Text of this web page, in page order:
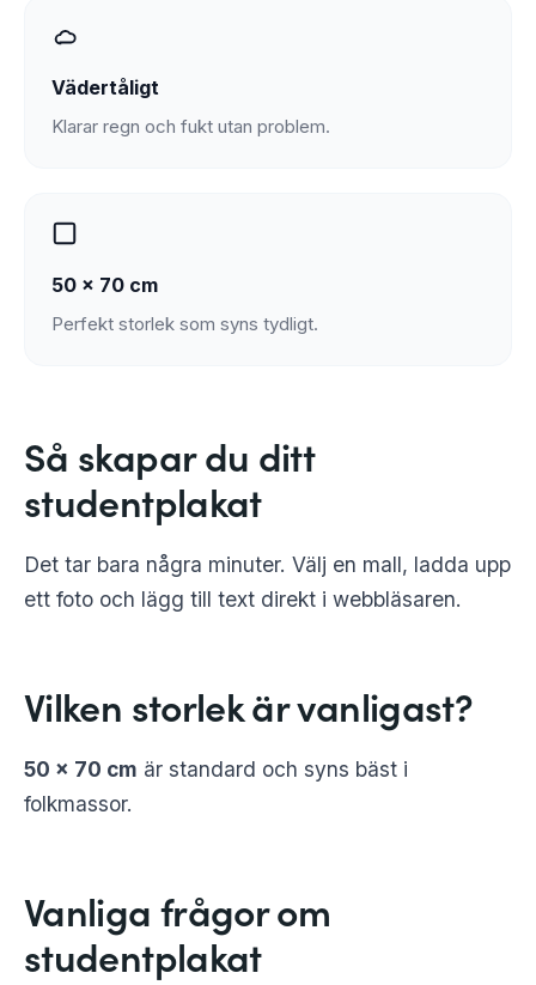
Vädertåligt
Klarar regn och fukt utan problem.
50 × 70 cm
Perfekt storlek som syns tydligt.
Så skapar du ditt
studentplakat
Det tar bara några minuter. Välj en mall, ladda upp
ett foto och lägg till text direkt i webbläsaren.
Vilken storlek är vanligast?
50 × 70 cm är standard och syns bäst i
folkmassor.
Vanliga frågor om
studentplakat